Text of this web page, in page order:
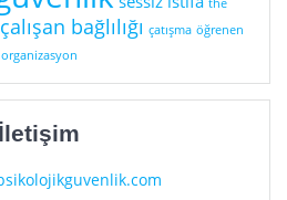
the
çalışan bağlılığı çatışma öğrenen
organizasyon
İletişim